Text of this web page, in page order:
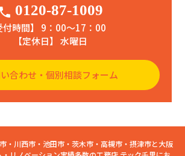
phone 0120-87-1009
付時間】 9：00〜17：00
【定休日】 水曜日
合わせ・個別相談フォーム
・川西市・池田市・茨木市・高槻市・摂津市と大阪